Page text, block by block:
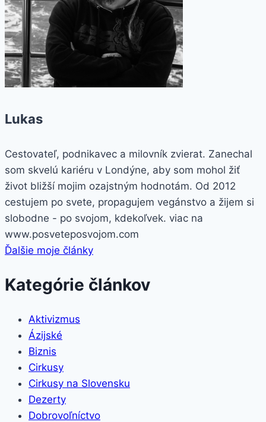
Lukas
Cestovateľ, podnikavec a milovník zvierat. Zanechal
som skvelú kariéru v Londýne, aby som mohol žiť
život bližší mojim ozajstným hodnotám. Od 2012
cestujem po svete, propagujem vegánstvo a žijem si
slobodne - po svojom, kdekoľvek. viac na
www.posveteposvojom.com
Ďalšie moje články
Kategórie článkov
Aktivizmus
Ázijské
Biznis
Cirkusy
Cirkusy na Slovensku
Dezerty
Dobrovoľníctvo